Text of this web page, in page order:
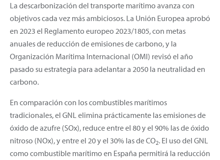
La descarbonización del transporte marítimo avanza con
objetivos cada vez más ambiciosos. La Unión Europea aprobó
en 2023 el Reglamento europeo 2023/1805, con metas
anuales de reducción de emisiones de carbono, y la
Organización Marítima Internacional (OMI) revisó el año
pasado su estrategia para adelantar a 2050 la neutralidad en
carbono.
En comparación con los combustibles marítimos
tradicionales, el GNL elimina prácticamente las emisiones de
óxido de azufre (SOx), reduce entre el 80 y el 90% las de óxido
nitroso (NOx), y entre el 20 y el 30% las de CO2. El uso del GNL
como combustible marítimo en España permitirá la reducción